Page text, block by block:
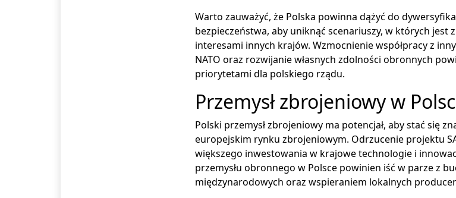
Warto zauważyć, że Polska powinna dążyć do
bezpieczeństwa, aby uniknąć scenariuszy, w których jest
interesami innych krajów. Wzmocnienie współpracy z
NATO oraz rozwijanie własnych zdolności obronnych
priorytetami dla polskiego rządu.
Przemysł zbrojeniowy w
Polski przemysł zbrojeniowy ma potencjał, aby stać się
europejskim rynku zbrojeniowym. Odrzucenie projektu
większego inwestowania w krajowe technologie i
przemysłu obronnego w Polsce powinien iść w parze z
międzynarodowych oraz wspieraniem lokalnych